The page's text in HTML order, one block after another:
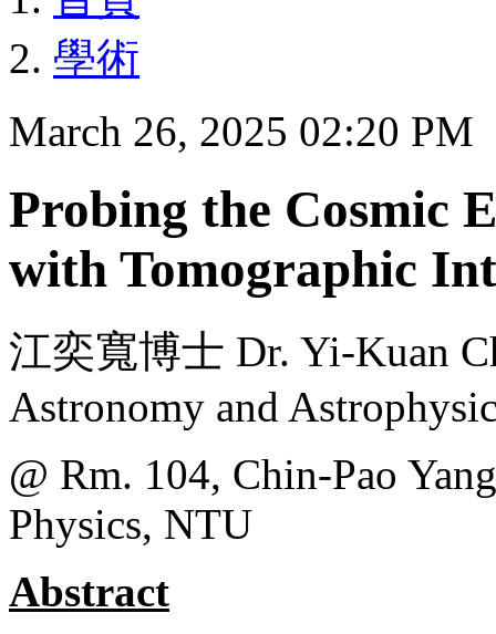
學術
March 26, 2025 02:20 PM
Probing the Cosmic
with Tomographic
江奕寬博士 Dr. Yi-Kuan
Astronomy and
@ Rm. 104, Chin-Pao
Physics, NTU
Abstract